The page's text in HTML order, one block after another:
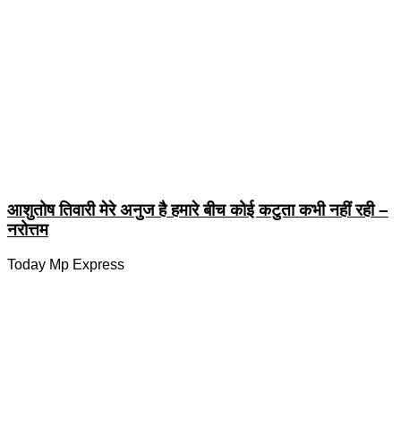
आशुतोष तिवारी मेरे अनुज है हमारे बीच कोई कटुता कभी नहीं रही –
नरोत्तम
Today Mp Express